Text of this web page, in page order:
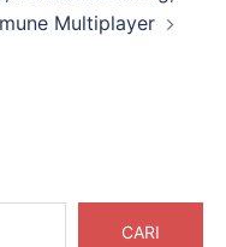
Multiplayer
CARI